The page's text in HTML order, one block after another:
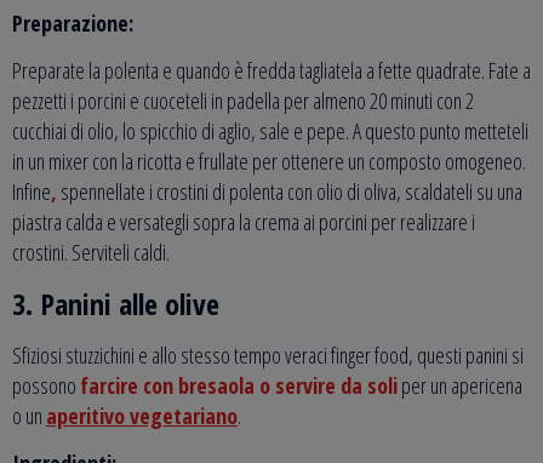
Preparazione:
Preparate la polenta e quando è fredda tagliatela a fette quadrate. Fate a
pezzetti i porcini e cuoceteli in padella per almeno 20 minuti con 2
cucchiai di olio, lo spicchio di aglio, sale e pepe. A questo punto metteteli
in un mixer con la ricotta e frullate per ottenere un composto omogeneo.
Infine, spennellate i crostini di polenta con olio di oliva, scaldateli su una
piastra calda e versategli sopra la crema ai porcini per realizzare i
crostini. Serviteli caldi.
3. Panini alle olive
Sfiziosi stuzzichini e allo stesso tempo veraci finger food, questi panini si
possono farcire con bresaola o servire da soliper un apericena
o un aperitivo vegetariano.